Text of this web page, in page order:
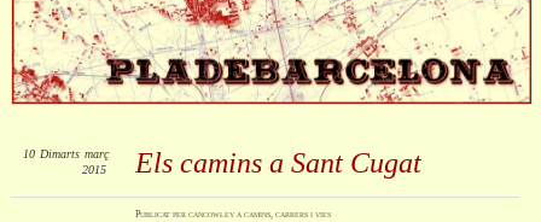
Els camins a Sant Cugat
10 Dimarts març
2015
Publicatpercancowley acamins, carrers i vies